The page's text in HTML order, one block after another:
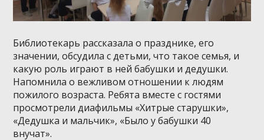
Библиотекарь рассказала о празднике, его
значении, обсудила с детьми, что такое семья, и
какую роль играют в ней бабушки и дедушки.
Напомнила о вежливом отношении к людям
пожилого возраста. Ребята вместе с гостями
просмотрели диафильмы «Хитрые старушки»,
«Дедушка и мальчик», «Было у бабушки 40
внучат».